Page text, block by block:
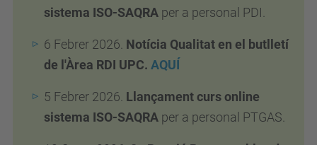
sistema ISO-SAQRA per a personal PDI.
6 Febrer 2026. Notícia Qualitat en el butlletí
de l'Àrea RDI UPC. AQUÍ
5 Febrer 2026. Llançament curs online
sistema ISO-SAQRA per a personal PTGAS.